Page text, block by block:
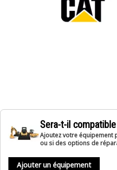
Sera-t-il
Ajoutez votre équipement
ou si des options de
Ajouter un équipement